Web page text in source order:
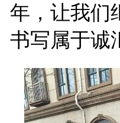
年，让我们
书写属于诚